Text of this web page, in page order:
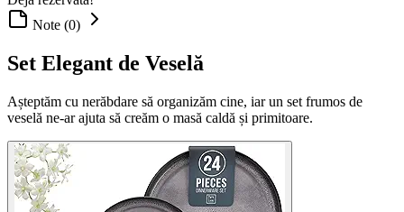
Note (0)
Set Elegant de Veselă
Așteptăm cu nerăbdare să organizăm cine, iar un set frumos de
veselă ne-ar ajuta să creăm o masă caldă și primitoare.